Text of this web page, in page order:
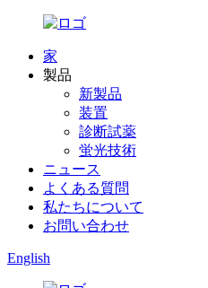
家
製品
新製品
装置
診断試薬
蛍光技術
ニュース
よくある質問
私たちについて
お問い合わせ
English